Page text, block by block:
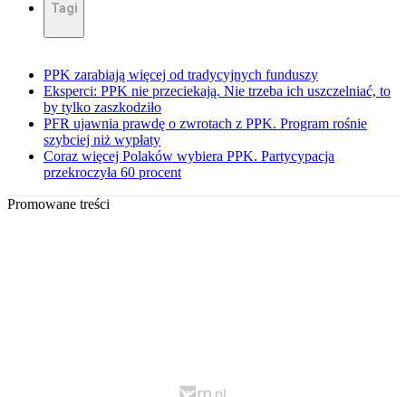
Tagi
PPK zarabiają więcej od tradycyjnych funduszy
Eksperci: PPK nie przeciekają. Nie trzeba ich uszczelniać, to
by tylko zaszkodziło
PFR ujawnia prawdę o zwrotach z PPK. Program rośnie
szybciej niż wypłaty
Coraz więcej Polaków wybiera PPK. Partycypacja
przekroczyła 60 procent
Promowane treści